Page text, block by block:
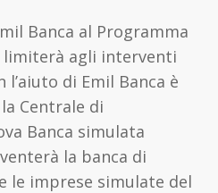
Banca al Programma
limiterà agli interventi
di Emil Banca è
Centrale di
Banca simulata
la banca di
imprese simulate del